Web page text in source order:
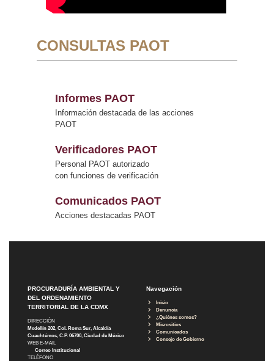
CONSULTAS PAOT
Informes PAOT
Información destacada de las acciones
PAOT
Verificadores PAOT
Personal PAOT autorizado
con funciones de verificación
Comunicados PAOT
Acciones destacadas PAOT
PROCURADURÍA AMBIENTAL Y
DEL ORDENAMIENTO
TERRITORIAL DE LA CDMX
DIRECCIÓN
Medellín 202, Col. Roma Sur, Alcaldía
Cuauhtémoc, C.P. 06700, Ciudad de México
WEB E-MAIL
Correo Institucional
TELÉFONO
Navegación
Inicio
Denuncia
¿Quiénes somos?
Micrositios
Comunicados
Consejo de Gobierno